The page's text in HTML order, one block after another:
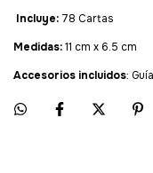
Incluye: 78 Cartas
Medidas:11 cm x 6.5 cm
Accesorios incluidos: